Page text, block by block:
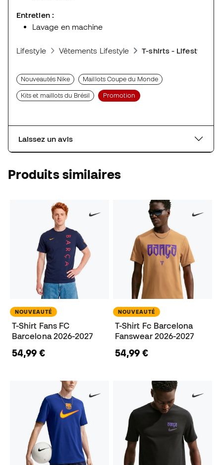
Entretien :
Lavage en machine
Lifestyle Vêtements Lifestyle T-shirts - Lifestyle
Nouveautés Nike Maillots Coupe du Monde
Kits et maillots du Brésil Promotion
Laissez un avis
Produits similaires
NOUVEAUTÉ
T-Shirt Fans FC
Barcelona 2026-2027
54,99 €
NOUVEAUTÉ
T-Shirt Fc Barcelona
Fanswear 2026-2027
54,99 €